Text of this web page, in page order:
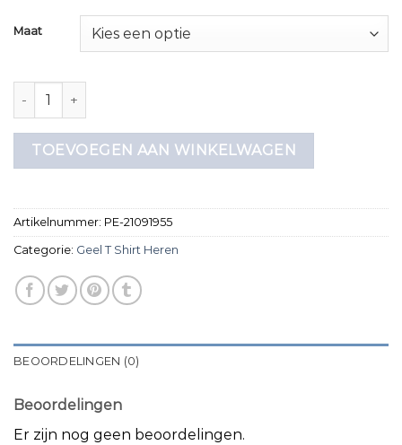
Maat
geel t shirt heren aantal
TOEVOEGEN AAN WINKELWAGEN
Artikelnummer: PE-21091955
Categorie: Geel T Shirt Heren
BEOORDELINGEN (0)
Beoordelingen
Er zijn nog geen beoordelingen.